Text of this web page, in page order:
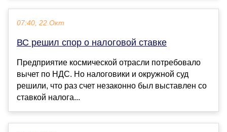
07:40, 22 Окт
ВС решил спор о налоговой ставке
Предприятие космической отрасли потребовало
вычет по НДС. Но налоговики и окружной суд
решили, что раз счет незаконно был выставлен со
ставкой налога...